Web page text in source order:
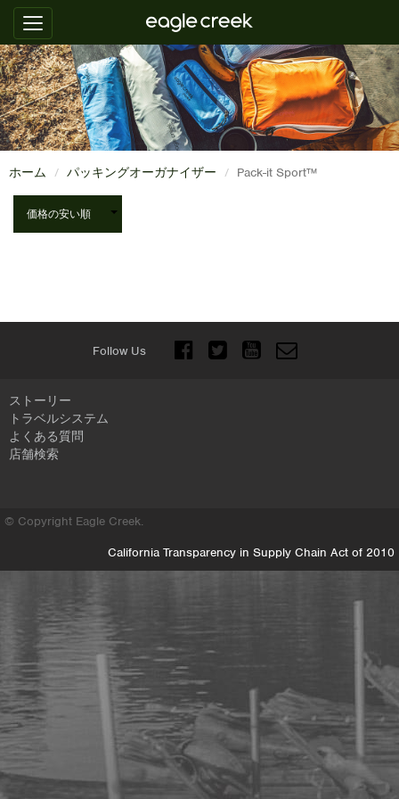
ホーム パッキングオーガナイザー Pack-it Sport™
Follow Us
ストーリー
トラベルシステム
よくある質問
店舗検索
© Copyright Eagle Creek.
California Transparency in Supply Chain Act of 2010